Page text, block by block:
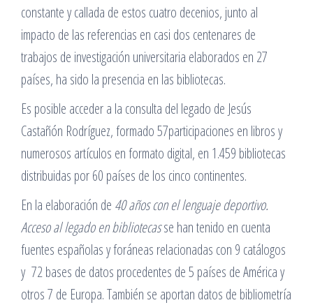
constante y callada de estos cuatro decenios, junto al
impacto de las referencias en casi dos centenares de
trabajos de investigación universitaria elaborados en 27
países, ha sido la presencia en las bibliotecas.
Es posible acceder a la consulta del legado de Jesús
Castañón Rodríguez, formado 57participaciones en libros y
numerosos artículos en formato digital, en 1.459 bibliotecas
distribuidas por 60 países de los cinco continentes.
En la elaboración de 40 años con el lenguaje deportivo.
Acceso al legado en bibliotecasse han tenido en cuenta
fuentes españolas y foráneas relacionadas con 9 catálogos
y 72 bases de datos procedentes de 5 países de América y
otros 7 de Europa. También se aportan datos de bibliometría